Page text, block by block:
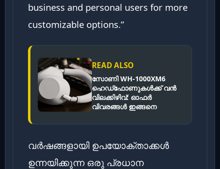
business and personal users for more
customizable options.”
READ ALSO
സോണി WH-1000XM6
ഹെഡ്‌ഫോണുകൾക്ക് വൻ
വിലക്കിഴിവ്: ഓഫർ
വിവരങ്ങൾ ഇങ്ങനെ
വർഷങ്ങളായി ഉപയോക്താക്കൾ
ഉന്നയിക്കുന്ന ഒരു പ്രധാന